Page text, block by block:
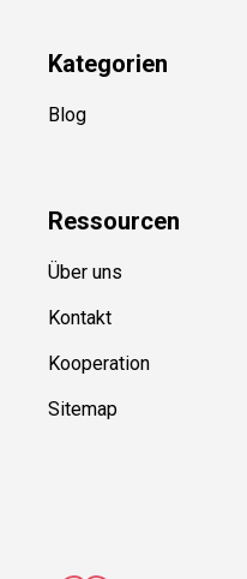
Kategorien
Blog
Ressourcen
Über uns
Kontakt
Kooperation
Sitemap